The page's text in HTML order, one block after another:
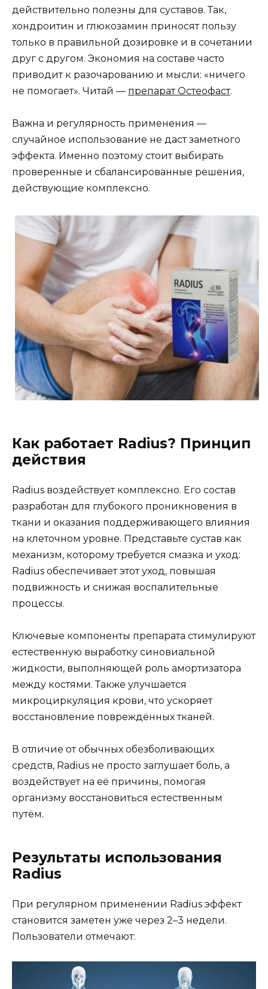
действительно полезны для суставов. Так,
хондроитин и глюкозамин приносят пользу
только в правильной дозировке и в сочетании
друг с другом. Экономия на составе часто
приводит к разочарованию и мысли: «ничего
не помогает». Читай — препарат Остеофаст.
Важна и регулярность применения —
случайное использование не даст заметного
эффекта. Именно поэтому стоит выбирать
проверенные и сбалансированные решения,
действующие комплексно.
Как работает Radius? Принцип
действия
Radius воздействует комплексно. Его состав
разработан для глубокого проникновения в
ткани и оказания поддерживающего влияния
на клеточном уровне. Представьте сустав как
механизм, которому требуется смазка и уход:
Radius обеспечивает этот уход, повышая
подвижность и снижая воспалительные
процессы.
Ключевые компоненты препарата стимулируют
естественную выработку синовиальной
жидкости, выполняющей роль амортизатора
между костями. Также улучшается
микроциркуляция крови, что ускоряет
восстановление повреждённых тканей.
В отличие от обычных обезболивающих
средств, Radius не просто заглушает боль, а
воздействует на её причины, помогая
организму восстановиться естественным
путём.
Результаты использования
Radius
При регулярном применении Radius эффект
становится заметен уже через 2–3 недели.
Пользователи отмечают: